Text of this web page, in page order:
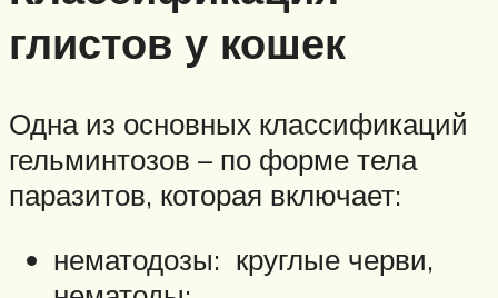
глистов у кошек
Одна из основных классификаций
гельминтозов – по форме тела
паразитов, которая включает:
нематодозы: круглые черви,